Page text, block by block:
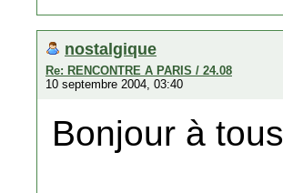
nostalgique
Re: RENCONTRE A PARIS / 24.08
10 septembre 2004, 03:40
Bonjour à tous